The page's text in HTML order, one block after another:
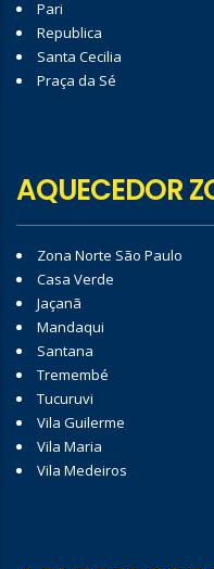
Pari
Republica
Santa Cecilia
Praça da Sé
AQUECEDOR
Zona Norte São Paulo
Casa Verde
Jaçanã
Mandaqui
Santana
Tremembé
Tucuruvi
Vila Guilerme
Vila Maria
Vila Medeiros